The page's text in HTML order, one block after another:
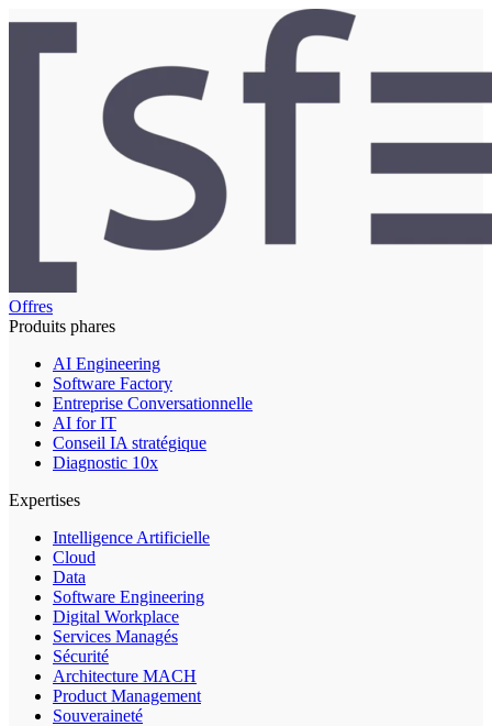
Offres
Produits phares
AI Engineering
Software Factory
Entreprise Conversationnelle
AI for IT
Conseil IA stratégique
Diagnostic 10x
Expertises
Intelligence Artificielle
Cloud
Data
Software Engineering
Digital Workplace
Services Managés
Sécurité
Architecture MACH
Product Management
Souveraineté